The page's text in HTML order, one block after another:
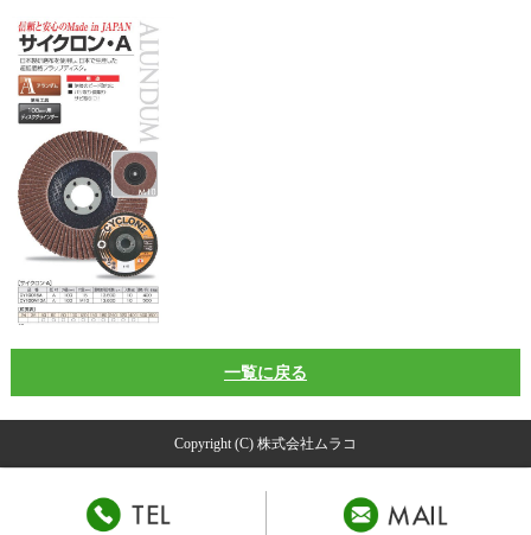
一覧に戻る
Copyright (C) 株式会社ムラコ